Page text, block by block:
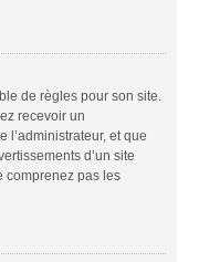
de règles pour son site.
recevoir un
l’administrateur, et que
d’un site
comprenez pas les